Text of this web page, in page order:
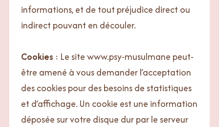
informations, et de tout préjudice direct ou
indirect pouvant en découler.
Cookies : Le site www.psy-musulmane peut-
être amené à vous demander l’acceptation
des cookies pour des besoins de statistiques
et d’affichage. Un cookie est une information
déposée sur votre disque dur par le serveur